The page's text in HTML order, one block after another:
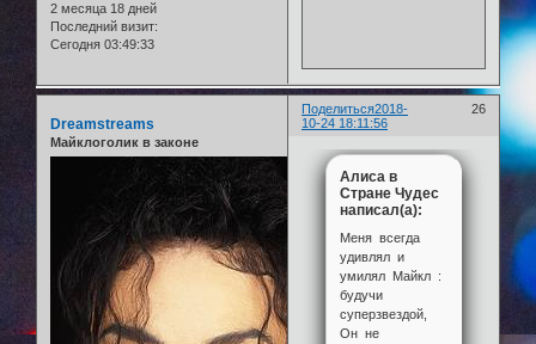
2 месяца 18 дней
Последний визит:
Сегодня 03:49:33
Поделиться 26
2018-
10-24 18:11:56
Dreamstreams
Майклоголик в законе
Алиса в
Стране Чудес
написал(а):
Меня всегда
удивлял и
умилял Майкл :
будучи
суперзвездой,
Он не